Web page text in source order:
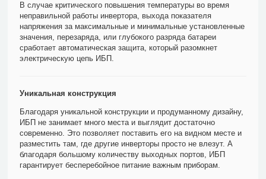
В случае критического повышения температуры во время
неправильной работы инвертора, выхода показателя
напряжения за максимальные и минимальные установленные
значения, перезаряда, или глубокого разряда батареи
сработает автоматическая защита, который разомкнет
электрическую цепь ИБП.
Уникальная конструкция
Благодаря уникальной конструкции и продуманному дизайну,
ИБП не занимает много места и выглядит достаточно
современно. Это позволяет поставить его на видном месте и
разместить там, где другие инверторы просто не влезут. А
благодаря большому количеству выходных портов, ИБП
гарантирует бесперебойное питание важным приборам.